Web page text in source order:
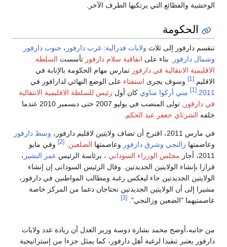
الوحشية والفظائع التي يرتكبها الطرف الآخر.
الحكومة
تنقسم دارفور إلى ثلاث ولايات فدرالية: غرب دارفور ، جنوب دارفور
وشمال دارفور
. بناء على اتفاقية سلام دارفور تأسست السلطة
الاقليمية الانتقالية في دارفور تمارس مهام الحكومة بالإنابة في
الاقليم. [1] وسوف يجرى استفتاء على الوضع النهائي لدارافور في
2011
[1] مني أركوا مناوي كان أول رئيس للسلطة الاقليمية الانتقالية
في دارفور
, تولى المنصب في يوليو 2007 حتى ديسمبر 2010 عندما
خلفه الشرتاي جعفر عبد الحكم
في مارس 2011، اقترح أن تضاف ولايتين لاقليم دارفور،
وسط دارفور
وعاضمتها زالنجي وشرق دارفور وعاصمتها الضلعين [2]
وفي مايو
2011، أجاز
مجلس الوزراء السوداني ، برئاسة الرئيس عمر البشير ،
قرارا بإنشاء الولايتين الجديدتين. وقال الرئيس السودانى إن إنشاء
الولايتين الجديدتين جاء ليعكس رغبة ومطالب المواطنين في دارفور،
مشيرا إلى أن الولايتين الجديدتين تحتاجان دعما من المركز خاصة
عاصمتيهما "الضعين وزالنجي".
[3]
من جانبه،أوضح محمد بشارة دوسة وزير العدل أن زيادة عدد ولايات
دارفور يعتبر تنفيذا لرغبة أهل دارفور، كما يمثل جزءا من إستراتيجية